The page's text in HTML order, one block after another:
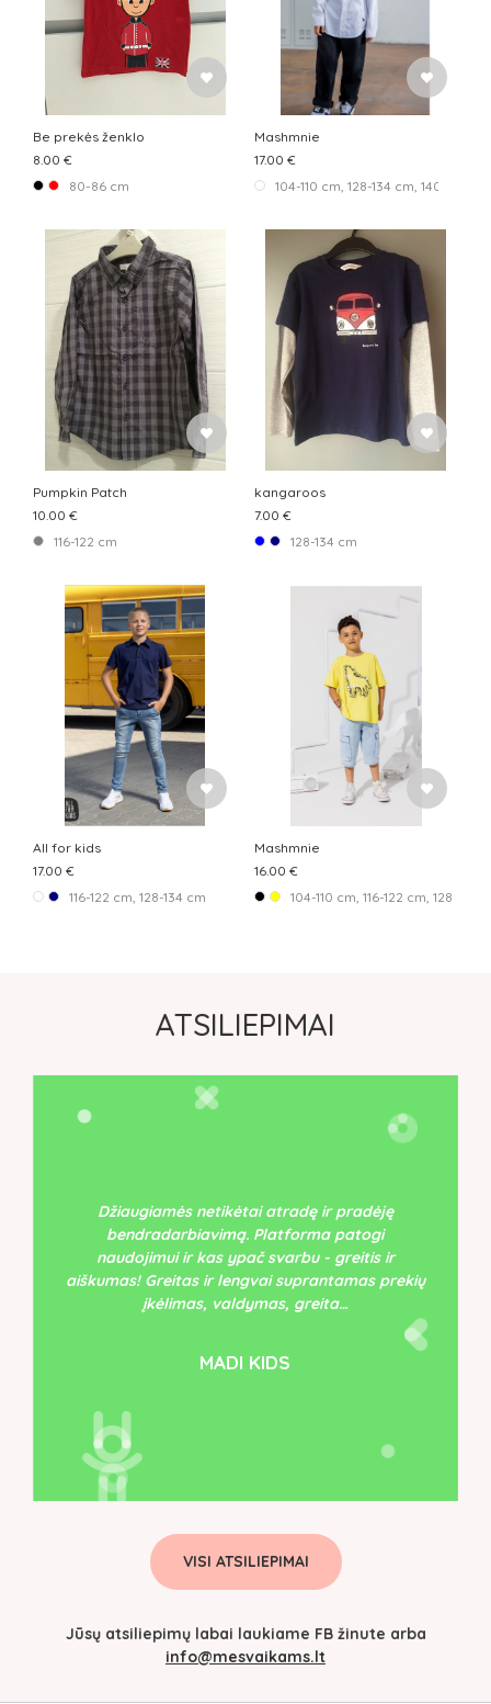
Be prekės ženklo
8.00 €
80-86 cm
Mashmnie
17.00 €
104-110 cm, 128-134 cm, 140-146
Pumpkin Patch
10.00 €
116-122 cm
kangaroos
7.00 €
128-134 cm
All for kids
17.00 €
116-122 cm, 128-134 cm
Mashmnie
16.00 €
104-110 cm, 116-122 cm, 128-134
ATSILIEPIMAI
Džiaugiamės netikėtai atradę ir pradėję
bendradarbiavimą. Platforma patogi
naudojimui ir kas ypač svarbu - greitis ir
aiškumas! Greitas ir lengvai suprantamas prekių
įkėlimas, valdymas, greita…
MADI KIDS
VISI ATSILIEPIMAI
Jūsų atsiliepimų labai laukiame FB žinute arba
info@mesvaikams.lt